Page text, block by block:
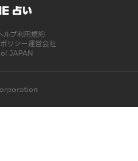
ルプ利用規約
リシー運営会社
JAPAN
ました | LINE占い